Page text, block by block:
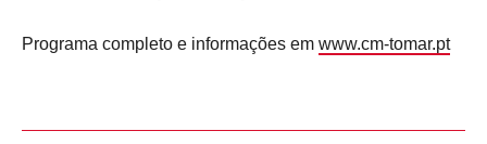
Programa completo e informações em www.cm-tomar.pt